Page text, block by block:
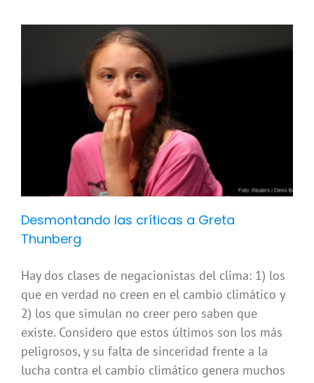
Desmontando las críticas a Greta
Thunberg
Hay dos clases de negacionistas del clima: 1) los
que en verdad no creen en el cambio climático y
2) los que simulan no creer pero saben que
existe. Considero que estos últimos son los más
peligrosos, y su falta de sinceridad frente a la
lucha contra el cambio climático genera muchos